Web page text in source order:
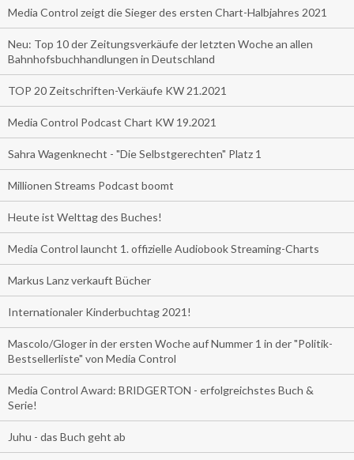
Media Control zeigt die Sieger des ersten Chart-Halbjahres 2021
Neu: Top 10 der Zeitungsverkäufe der letzten Woche an allen
Bahnhofsbuchhandlungen in Deutschland
TOP 20 Zeitschriften-Verkäufe KW 21.2021
Media Control Podcast Chart KW 19.2021
Sahra Wagenknecht - "Die Selbstgerechten" Platz 1
Millionen Streams Podcast boomt
Heute ist Welttag des Buches!
Media Control launcht 1. offizielle Audiobook Streaming-Charts
Markus Lanz verkauft Bücher
Internationaler Kinderbuchtag 2021!
Mascolo/Gloger in der ersten Woche auf Nummer 1 in der "Politik-
Bestsellerliste" von Media Control
Media Control Award: BRIDGERTON - erfolgreichstes Buch &
Serie!
Juhu - das Buch geht ab